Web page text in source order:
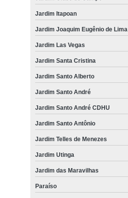
Jardim Itapoan
Jardim Joaquim Eugênio de Lima
Jardim Las Vegas
Jardim Santa Cristina
Jardim Santo Alberto
Jardim Santo André
Jardim Santo André CDHU
Jardim Santo Antônio
Jardim Telles de Menezes
Jardim Utinga
Jardim das Maravilhas
Paraíso